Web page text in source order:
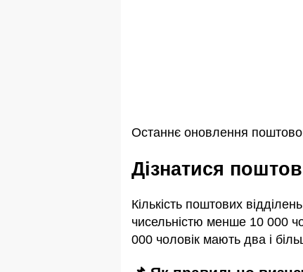
Останнє оновлення
Дізнатися
Кількість поштових
чисельністю менше 10 000
000 чоловік мають два і